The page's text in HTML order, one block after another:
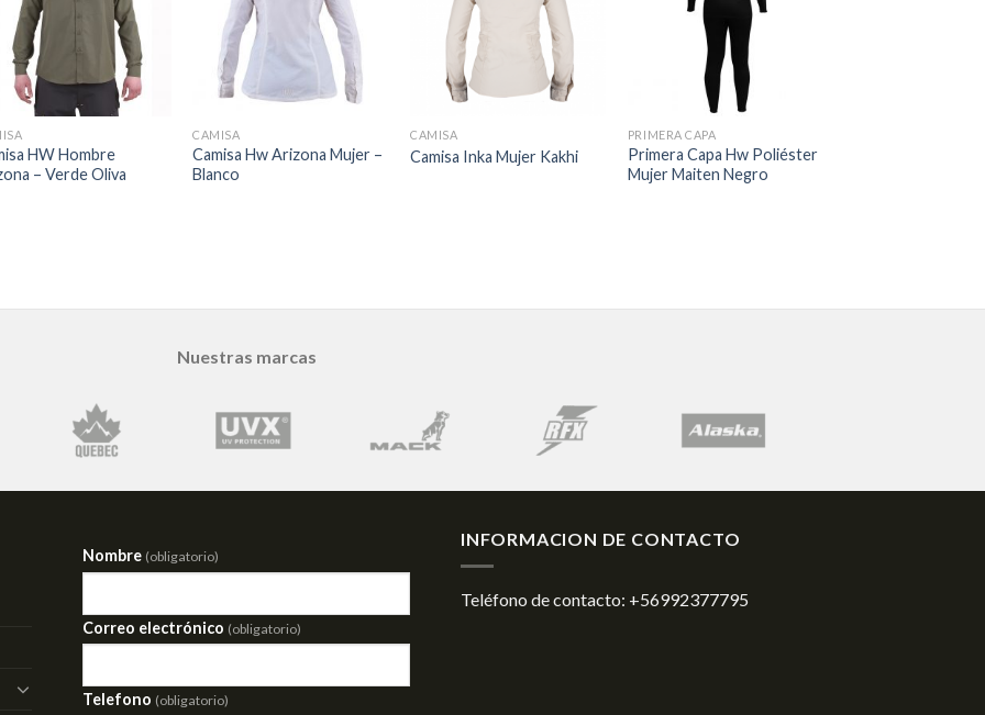
HW Hombre
– Verde Oliva
CAMISA
Camisa Hw Arizona Mujer –
Blanco
CAMISA
Camisa Inka Mujer Kakhi
PRIMERA CAPA
Primera Capa Hw Poliéster
Mujer Maiten Negro
Nuestras marcas
Nombre (obligatorio)
Correo electrónico (obligatorio)
Telefono (obligatorio)
INFORMACION DE CONTACTO
Teléfono de contacto: +56992377795